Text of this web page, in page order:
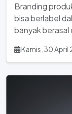
Branding
bisa berlabel
banyak berasal
Kamis, 30 April